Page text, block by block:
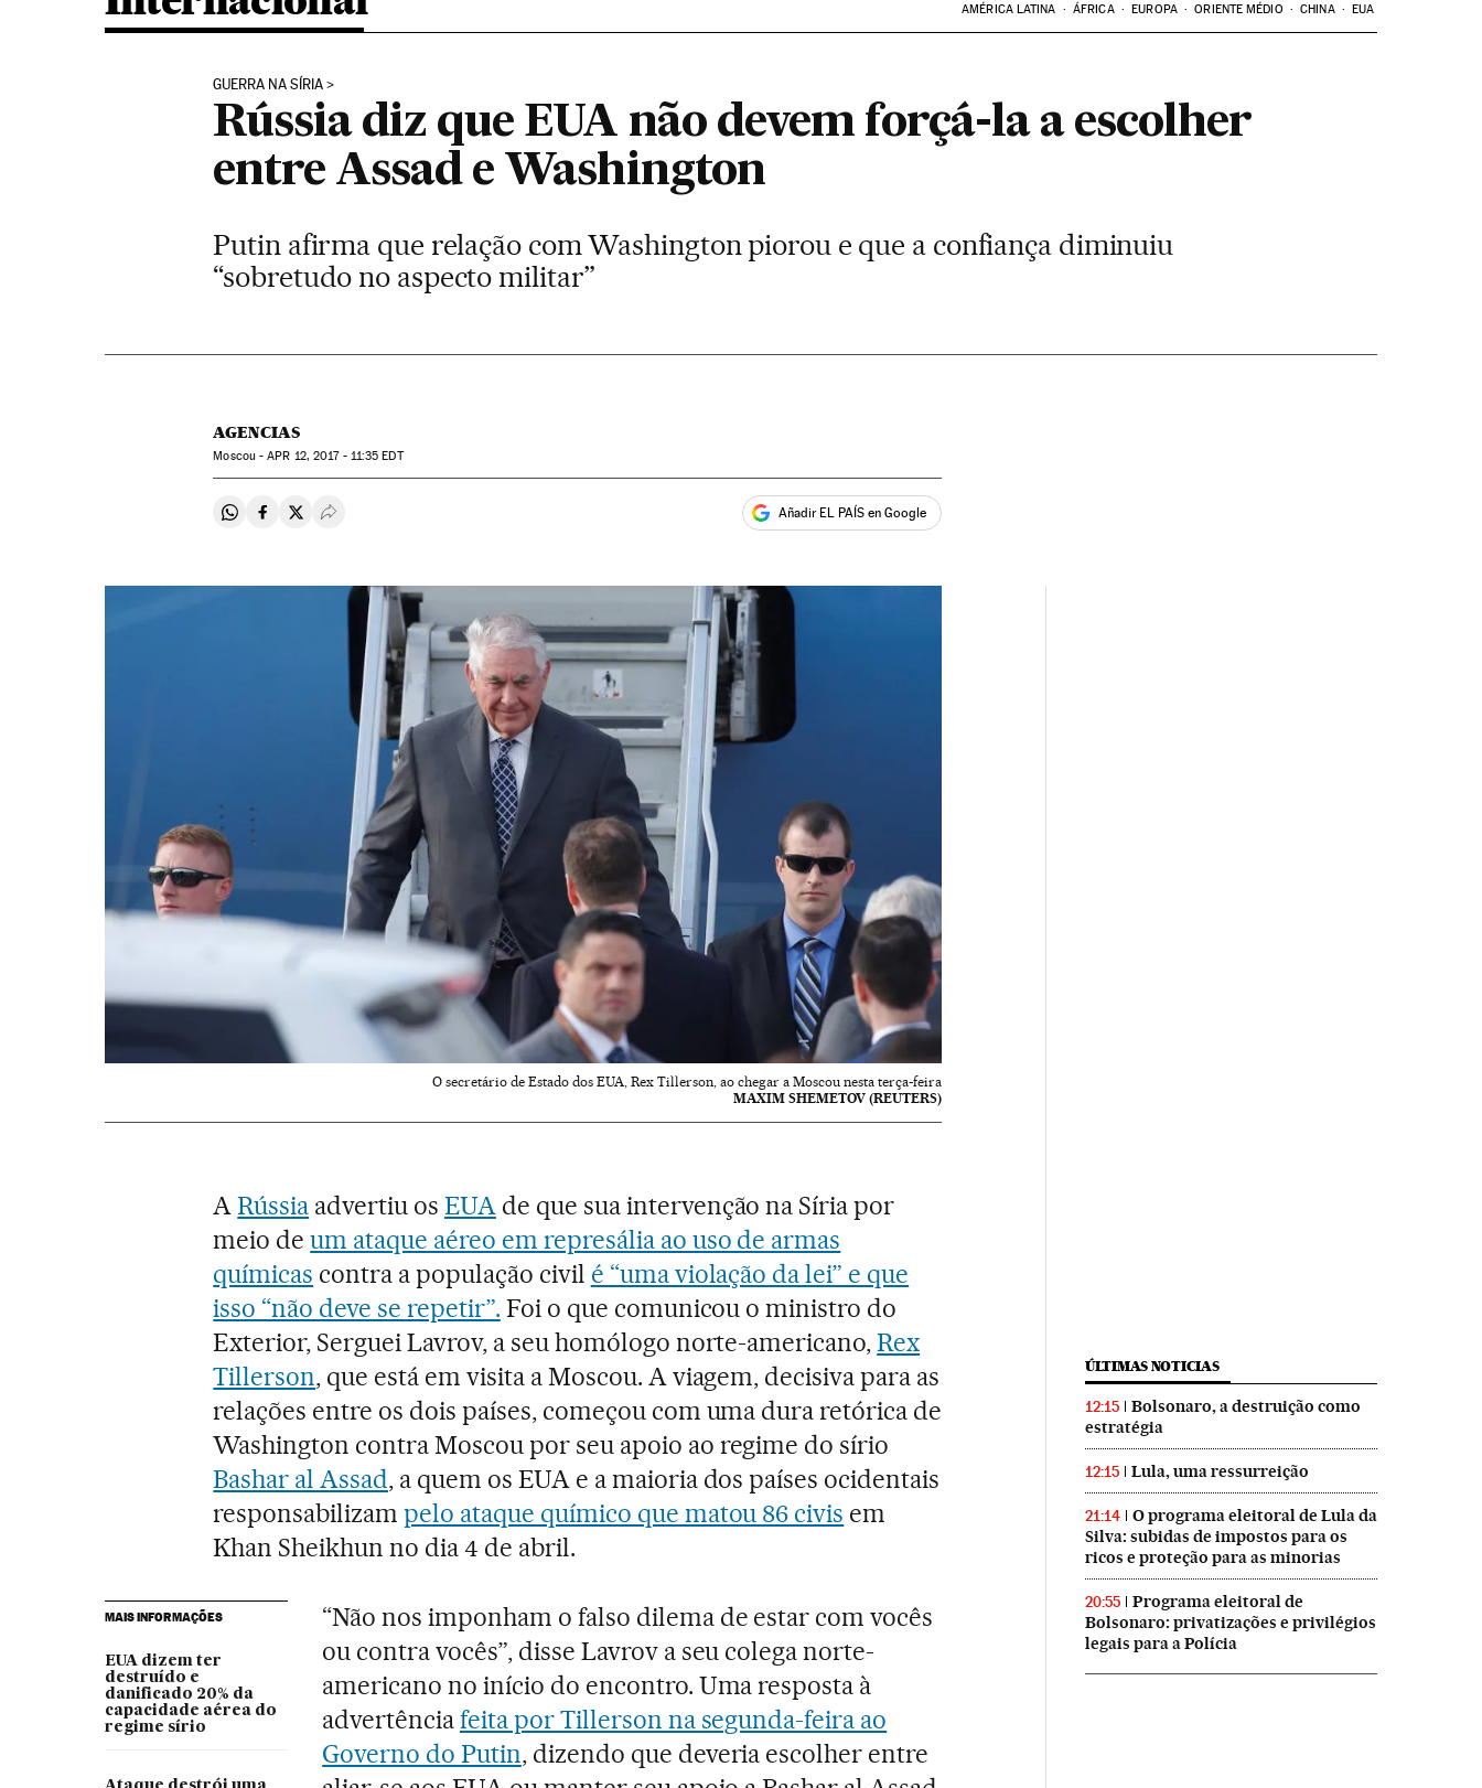
AMÉRICA LATINA ÁFRICA EUROPA ORIENTE MÉDIO CHINA EUA
GUERRA NA SÍRIA
Rússia diz que EUA não devem forçá-la a escolher
entre Assad e Washington
Putin afirma que relação com Washington piorou e que a confiança diminuiu
“sobretudo no aspecto militar”
AGENCIAS
Moscou -APR 12, 2017 - 11:35 EDT
Compartir en Whatsapp
Compartir en Facebook
Compartir en Twitter
Desplegar Redes Sociales Añadir EL PAÍS en Google
O secretário de Estado dos EUA, Rex Tillerson, ao chegar a Moscou nesta terça-feira
MAXIM SHEMETOV (REUTERS)
ARússia advertiu os EUAde que sua intervenção na Síria por
meio deum ataque aéreo em represália ao uso de armas
químicas contra a população civil é “uma violação da lei” e que
isso “não deve se repetir”. Foi o que comunicou o ministro do
Exterior, Serguei Lavrov, a seu homólogo norte-americano,Rex
Tillerson, que está em visita a Moscou. A viagem, decisiva para as
relações entre os dois países, começou com uma dura retórica de
Washington contra Moscou por seu apoio ao regime do sírio
Bashar al Assad, a quem os EUA e a maioria dos países ocidentais
responsabilizampelo ataque químico que matou 86 civis em
Khan Sheikhun no dia 4 de abril.
MAIS INFORMAÇÕES
EUA dizem ter
destruído e
danificado 20% da
capacidade aérea do
regime sírio
“Não nos imponham o falso dilema de estar com vocês
ou contra vocês”, disse Lavrov a seu colega norte-
americano no início do encontro. Uma resposta à
advertênciafeita por Tillerson na segunda-feira ao
Governo do Putin, dizendo que deveria escolher entre
ÚLTIMAS NOTICIAS
12:15
Bolsonaro, a destruição como
estratégia
12:15 Lula, uma ressurreição
21:14
O programa eleitoral de Lula da
Silva: subidas de impostos para os
ricos e proteção para as minorias
20:55
Programa eleitoral de
Bolsonaro: privatizações e privilégios
legais para a Polícia